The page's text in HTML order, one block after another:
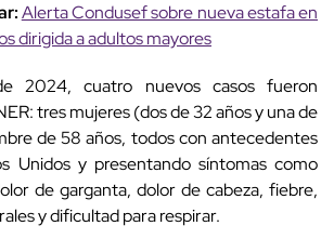
Alerta Condusef sobre nueva estafa en
dirigida a adultos mayores
2024, cuatro nuevos casos fueron
tres mujeres (dos de 32 años y una de
de 58 años, todos con antecedentes
Unidos y presentando síntomas como
de garganta, dolor de cabeza, fiebre,
y dificultad para respirar.